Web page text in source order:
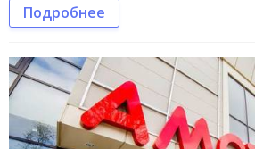
Подробнее